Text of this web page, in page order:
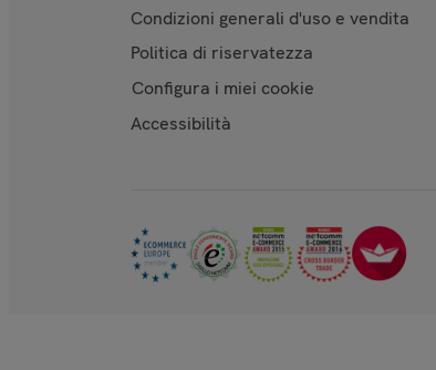
Condizioni generali d'uso e vendita
Politica di riservatezza
Configura i miei cookie
Accessibilità